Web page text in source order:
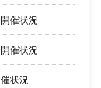
催状況
催状況
状況